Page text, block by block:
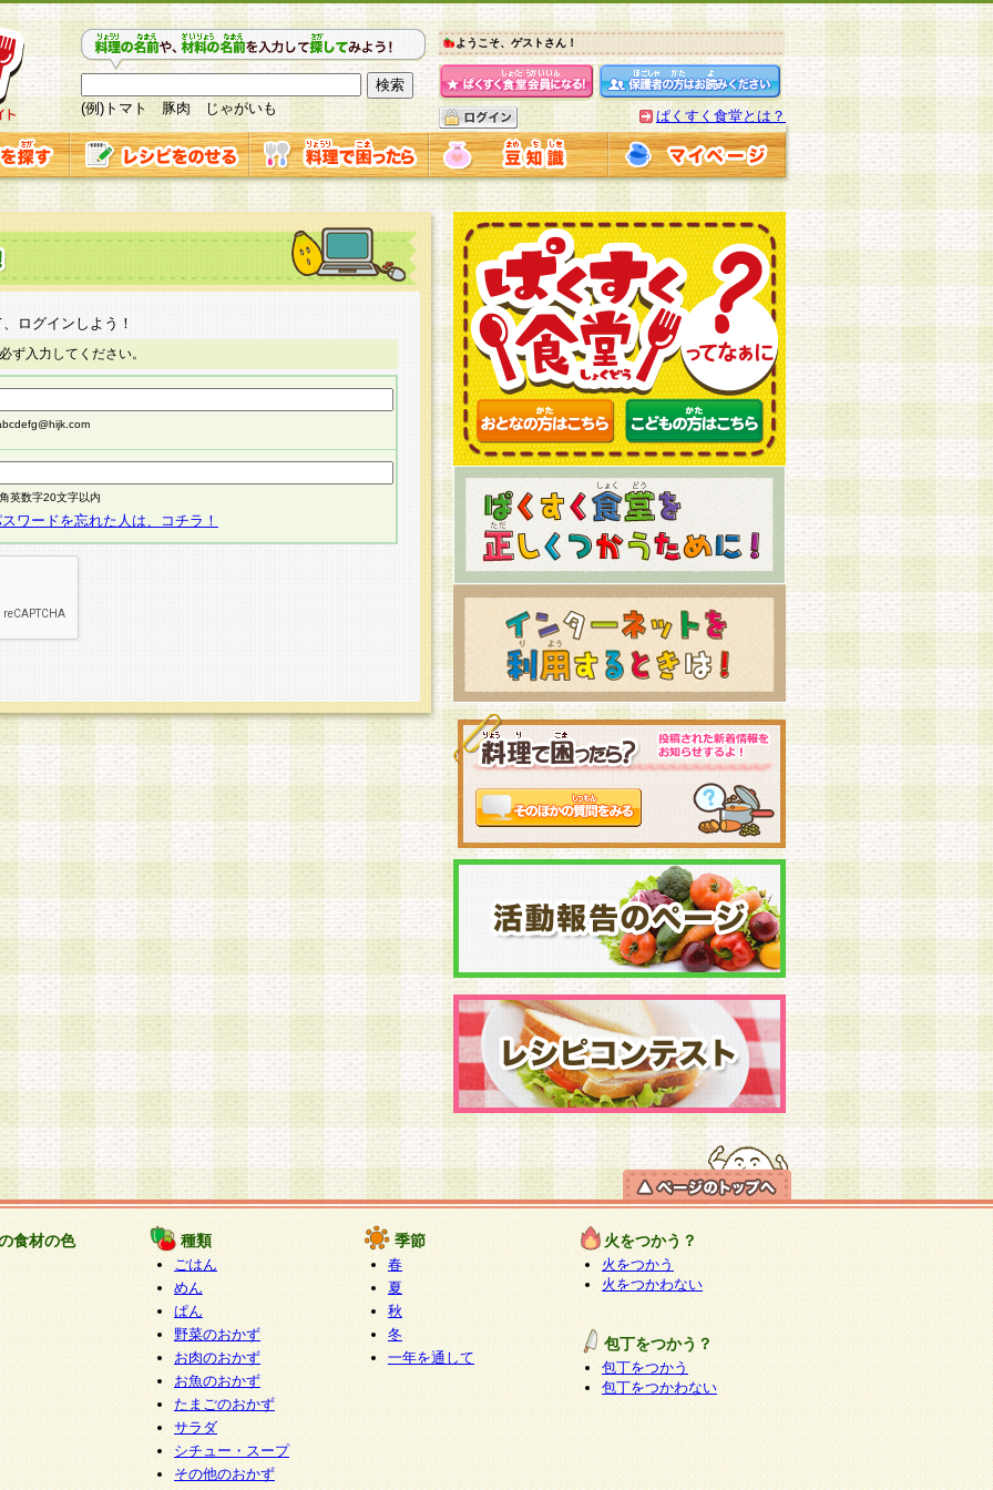
(例)トマト 豚肉 じゃがいも
ようこそ、ゲストさん！
ぱくすく食堂とは？
ログインしよう！
ず入力してください。
英数字20文字以内
ワードを忘れた人は、コチラ！
食材の色 種類
ごはん
めん
ぱん
野菜のおかず
お肉のおかず
お魚のおかず
たまごのおかず
サラダ
シチュー・スープ
その他のおかず
季節
春
夏
秋
冬
一年を通して
火をつかう？
火をつかう
火をつかわない
包丁をつかう？
包丁をつかう
包丁をつかわない